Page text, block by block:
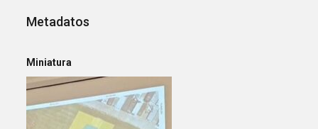
Metadatos
Miniatura